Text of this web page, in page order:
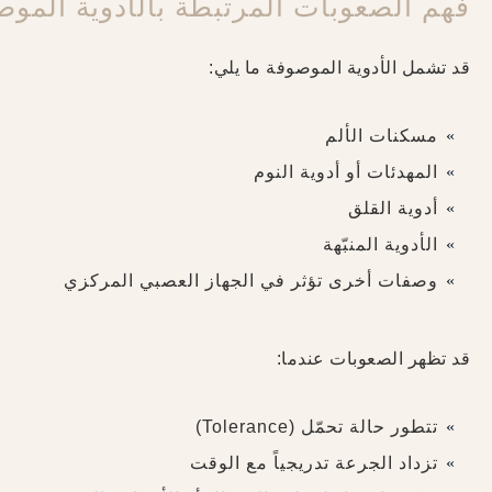
فهم الصعوبات المرتبطة بالأدوية
قد تشمل الأدوية الموصوفة ما يلي:
مسكنات الألم
المهدئات أو أدوية النوم
أدوية القلق
الأدوية المنبّهة
وصفات أخرى تؤثر في الجهاز العصبي المركزي
قد تظهر الصعوبات عندما:
تتطور حالة تحمّل (Tolerance)
تزداد الجرعة تدريجياً مع الوقت